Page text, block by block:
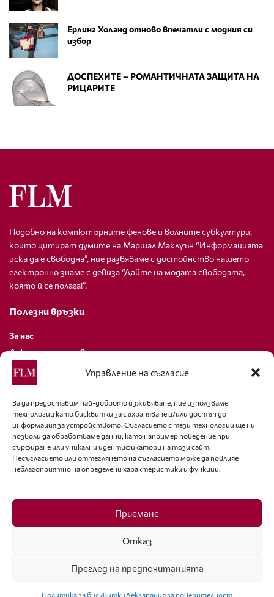
Управление на съгласие
За да предоставим най-доброто изживяване, ние използваме
технологии като бисквитки за съхраняване и/или достъп до
информация за устройството. Съгласието с тези технологии ще ни
позволи да обработваме данни, като например поведение при
сърфиране или уникални идентификатори на този сайт.
Несъгласието или оттеглянето на съгласието може да повлияе
неблагоприятно на определени характеристики и функции.
Приемане
Отказ
Преглед на предпочитанията
Политика за бисквиткиДекларация за поверителност
Ерлинг Холанд отново впечатли с модния си
избор
ДОСПЕХИТЕ – РОМАНТИЧНАТА ЗАЩИТА НА
РИЦАРИТЕ
Подобно на компютърните фенове и волните субкултури,
които цитират думите на Маршал Маклуън “Информацията
иска да е свободна”, ние развяваме с достойнство нашето
електронно знаме с девиза “Дайте на модата свободата,
която й се полага!”.
Полезни връзки
За нас
Декларация за поверителност
Политика за бисквитки
За контакти
editor@fashion-lifestyle.net
+359 88 227 33 47
Последвайте ни
Facebook
ISSN 1314-8915 Copyright © 2007-2025 Ot igla do konetz Ltd. & Fashion.bg